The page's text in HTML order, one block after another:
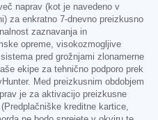
naprav (kot je navedeno v
za enkratno 7-dnevno preizkusno
zaznavanja in
opreme, visokozmogljive
pred grožnjami zlonamerne
ekipe za tehnično podporo prek
Med preizkusnim obdobjem
je za aktivacijo preizkusne
kreditne kartice,